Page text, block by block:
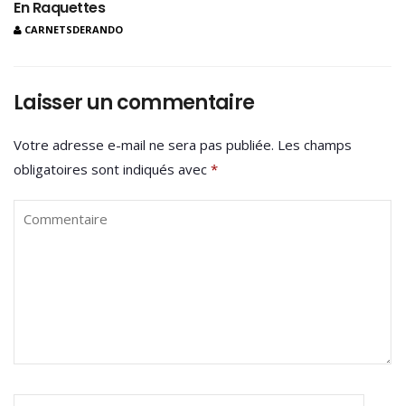
En Raquettes
CARNETSDERANDO
Laisser un commentaire
Votre adresse e-mail ne sera pas publiée. Les champs
obligatoires sont indiqués avec *